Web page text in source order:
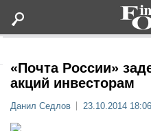
Статьи
«Почта России»
акций инвесторам
Данил Седлов 23.10.2014 18:06